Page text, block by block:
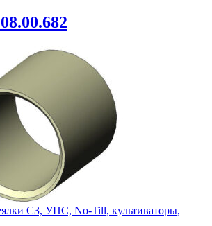
СЗ, УПС, No-Till, культиваторы,